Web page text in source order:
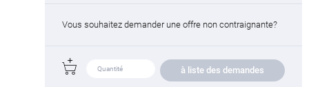
Vous souhaitez demander une offre non contraignante?
à liste des demandes